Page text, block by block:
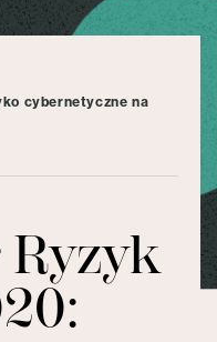
cybernetyczne na